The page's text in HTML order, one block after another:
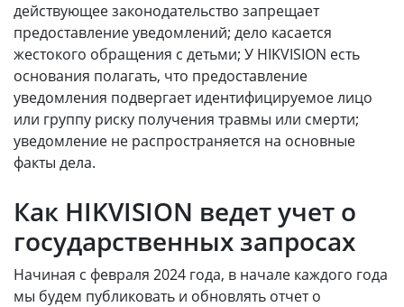
действующее законодательство запрещает
предоставление уведомлений; дело касается
жестокого обращения с детьми; У HIKVISION есть
основания полагать, что предоставление
уведомления подвергает идентифицируемое лицо
или группу риску получения травмы или смерти;
уведомление не распространяется на основные
факты дела.
Как HIKVISION ведет учет о
государственных запросах
Начиная с февраля 2024 года, в начале каждого года
мы будем публиковать и обновлять отчет о